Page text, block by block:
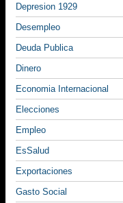
Depresion 1929
Desempleo
Deuda Publica
Dinero
Economia Internacional
Elecciones
Empleo
EsSalud
Exportaciones
Gasto Social